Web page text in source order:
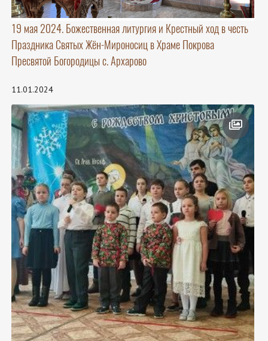
19 мая 2024. Божественная литургия и Крестный ход в честь
Праздника Святых Жён-Мироносиц в Храме Покрова
Пресвятой Богородицы с. Архарово
11.01.2024